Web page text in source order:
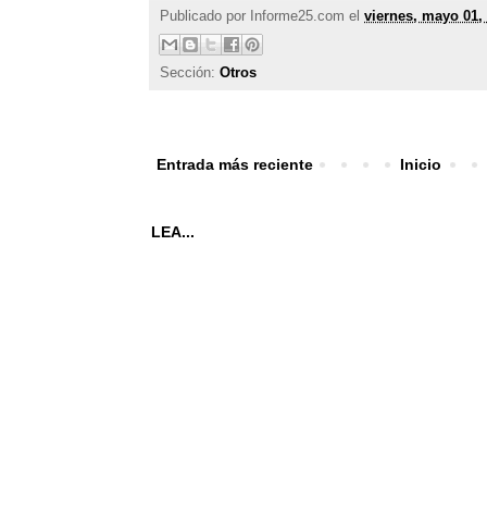
Publicado por Informe25.com el viernes, mayo 01,
Sección: Otros
Entrada más reciente Inicio
LEA...